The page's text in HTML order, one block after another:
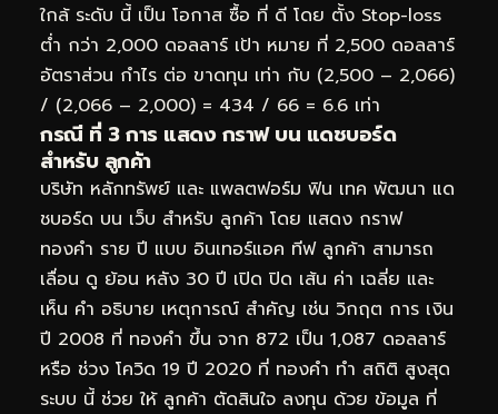
ใกล้ ระดับ นี้ เป็น โอกาส ซื้อ ที่ ดี โดย ตั้ง Stop-loss
ต่ำ กว่า 2,000 ดอลลาร์ เป้า หมาย ที่ 2,500 ดอลลาร์
อัตราส่วน กำไร ต่อ ขาดทุน เท่า กับ (2,500 – 2,066)
/ (2,066 – 2,000) = 434 / 66 = 6.6 เท่า
กรณี ที่ 3 การ แสดง กราฟ บน แดชบอร์ด
สำหรับ ลูกค้า
บริษัท หลักทรัพย์ และ แพลตฟอร์ม ฟิน เทค พัฒนา แด
ชบอร์ด บน เว็บ สำหรับ ลูกค้า โดย แสดง กราฟ
ทองคำ ราย ปี แบบ อินเทอร์แอค ทีฟ ลูกค้า สามารถ
เลื่อน ดู ย้อน หลัง 30 ปี เปิด ปิด เส้น ค่า เฉลี่ย และ
เห็น คำ อธิบาย เหตุการณ์ สำคัญ เช่น วิกฤต การ เงิน
ปี 2008 ที่ ทองคำ ขึ้น จาก 872 เป็น 1,087 ดอลลาร์
หรือ ช่วง โควิด 19 ปี 2020 ที่ ทองคำ ทำ สถิติ สูงสุด
ระบบ นี้ ช่วย ให้ ลูกค้า ตัดสินใจ ลงทุน ด้วย ข้อมูล ที่